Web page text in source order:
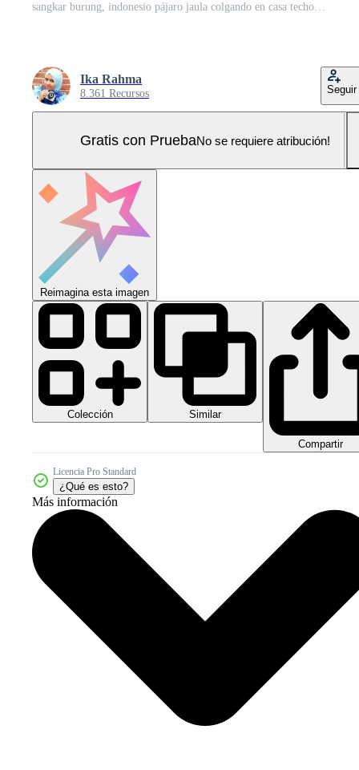
sangkar burung, indonesio pájaro jaula colgando en casa techo Foto Pro
Ika Rahma
8.361 Recursos Seguir
Gratis con PruebaNo se requiere atribución!
Reimagina esta imagen
Colección Similar
Compartir
Licencia Pro Standard
¿Qué es esto?
Más información